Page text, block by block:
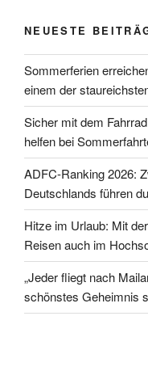
NEUESTE
Sommerferien
einem der
Sicher mit dem
helfen bei
ADFC-Ranking 2026:
Deutschlands führen
Hitze im Urlaub: Mit
Reisen auch im
„Jeder fliegt nach
schönstes Geheimnis